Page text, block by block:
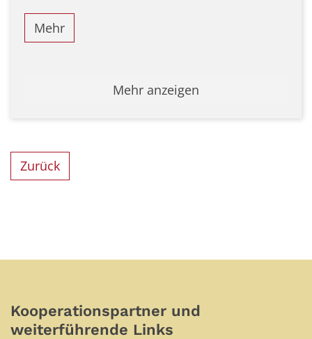
Mehr
Mehr anzeigen
Zurück
Kooperationspartner und
weiterführende Links